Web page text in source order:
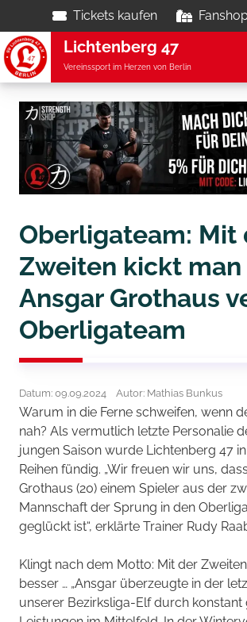
Tickets kaufen
Lichtenberg 47
Vereinssport im Herzen von Berlin
Oberligateam: Mit
Zweiten kickt man
Ansgar Grothaus
Oberligateam
Datum: 09.09.2024 Autor: Mathias Bunkus
Warum in die Ferne schweifen, wenn
nah? Als vermutlich letzte Personalie
jungen Saison wurde Lichtenberg 47
Reihen fündig. „Wir freuen wir uns,
Grothaus (20) einem Spieler aus der
Mannschaft der Sprung in den
geglückt ist“, erklärte Trainer Rudy
Klingt nach dem Motto: Mit der
besser … „Ansgar überzeugte in der
unserer Bezirksliga-Elf durch konstant